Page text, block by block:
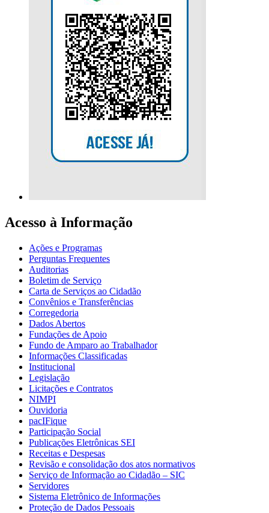
Acesso à Informação
Ações e Programas
Perguntas Frequentes
Auditorias
Boletim de Serviço
Carta de Serviços ao Cidadão
Convênios e Transferências
Corregedoria
Dados Abertos
Fundações de Apoio
Fundo de Amparo ao Trabalhador
Informações Classificadas
Institucional
Legislação
Licitações e Contratos
NIMPI
Ouvidoria
pacIFique
Participação Social
Publicações Eletrônicas SEI
Receitas e Despesas
Revisão e consolidação dos atos normativos
Serviço de Informação ao Cidadão – SIC
Servidores
Sistema Eletrônico de Informações
Proteção de Dados Pessoais